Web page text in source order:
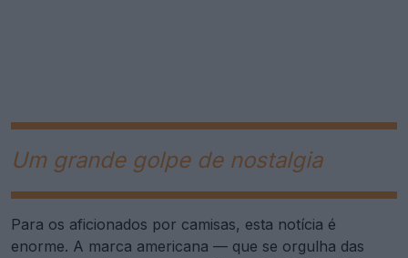
Um grande golpe de nostalgia
Para os aficionados por camisas, esta notícia é
enorme. A marca americana — que se orgulha das